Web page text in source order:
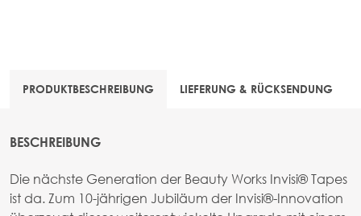
PRODUKTBESCHREIBUNG LIEFERUNG & RÜCKSENDUNG
BESCHREIBUNG
Die nächste Generation der Beauty Works Invisi® Tapes
ist da. Zum 10-jährigen Jubiläum der Invisi®-Innovation